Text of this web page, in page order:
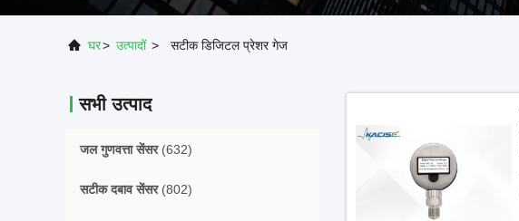
घर> उत्पादों > सटीक डिजिटल प्रेशर गेज
सभी उत्पाद
जल गुणवत्ता सेंसर(632)
सटीक दबाव सेंसर(802)